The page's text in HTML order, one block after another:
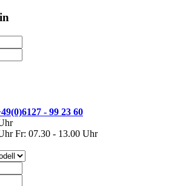
- 99 23 60
Fr: 07.30 - 13.00 Uhr